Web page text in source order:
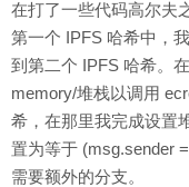
在打了一些代码高尔夫
第一个 IPFS 哈希中，
到第二个 IPFS 哈希。
memory/堆栈以调用
希，在那里我完成设置
置为等于 (msg.sender
需要额外的分支。